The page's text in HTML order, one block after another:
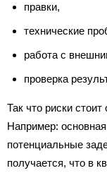
правки,
технические
работа с
проверка
Так что риски
Например:
потенциальные
получается, что в